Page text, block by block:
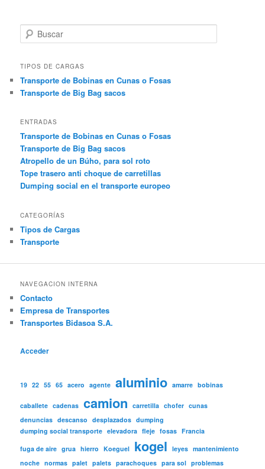
u
c
r
TIPOS DE CARGAS
Transporte de Bobinas en Cunas o Fosas
Transporte de Big Bag sacos
ENTRADAS
Transporte de Bobinas en Cunas o Fosas
Transporte de Big Bag sacos
Atropello de un Búho, para sol roto
Tope trasero anti choque de carretillas
Dumping social en el transporte europeo
CATEGORÍAS
Tipos de Cargas
Transporte
NAVEGACION INTERNA
Contacto
Empresa de Transportes
Transportes Bidasoa S.A.
Acceder
19 22 55 65 acero agente aluminio amarre bobinas
caballete cadenas camion carretilla chofer cunas
denuncias descanso desplazados dumping
dumping social transporte elevadora fleje fosas Francia
fuga de aire grua hierro Koeguel kogel leyes mantenimiento
noche normas palet palets parachoques para sol problemas